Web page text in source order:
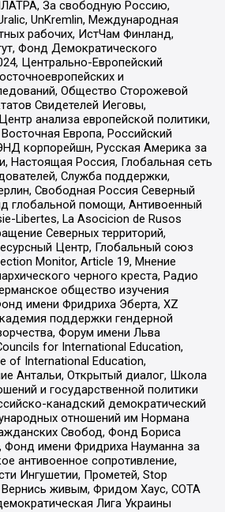
За свободную Россию,
UnKremlin, Международная
рабочих, ИстЧам Финланд,
Фонд Демократического
Центрально-Европейский
и
Общество Сторожевой
Свидетелей Иеговы,
анализа европейской политики,
Европа, Российский
корпорейшн, Русская Америка за
Настоящая Россия, Глобальная сеть
Служба поддержки,
Свободная Россия Северный
глобальной помощи, Антивоенный
Libertes, La Asocicion de Rusos
Северных территорий,
Центр, Глобальный союз
Monitor, Article 19, Мнение
черного креста, Радио
общество изучения
имени Фридриха Эберта, XZ
поддержки гендерной
Форум имени Льва
for International Education,
of International Education,
Антальи, Открытый диалог, Школа
и государственной политики
канадский демократический
отношений им Нормана
Свобод, Фонд Бориса
Фонд имени Фридриха Науманна за
антивоенное сопротивление,
Ингушетии, Прометей, Stop
Вернись живым, Фридом Хаус, СОТА
Лига Украины